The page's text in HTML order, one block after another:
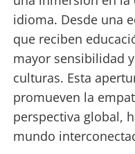
idioma. Desde una
que reciben
mayor sensibilidad
culturas. Esta
promueven la
perspectiva global,
mundo